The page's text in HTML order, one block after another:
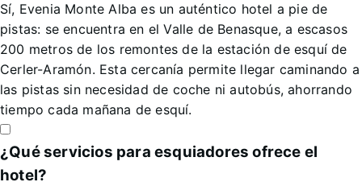
Sí, Evenia Monte Alba es un auténtico hotel a pie de
pistas: se encuentra en el Valle de Benasque, a escasos
200 metros de los remontes de la estación de esquí de
Cerler-Aramón. Esta cercanía permite llegar caminando a
las pistas sin necesidad de coche ni autobús, ahorrando
tiempo cada mañana de esquí.
¿Qué servicios para esquiadores ofrece el
hotel?